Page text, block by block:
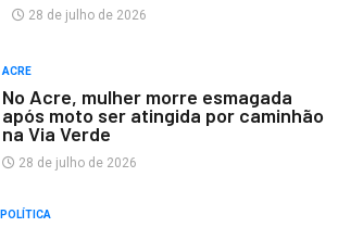
28 de julho de 2026
ACRE
No Acre, mulher morre esmagada
após moto ser atingida por caminhão
na Via Verde
28 de julho de 2026
POLÍTICA